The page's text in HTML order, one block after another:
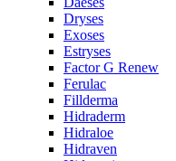
Dryses
Exoses
Estryses
Factor G Renew
Ferulac
Fillderma
Hidraderm
Hidraloe
Hidraven